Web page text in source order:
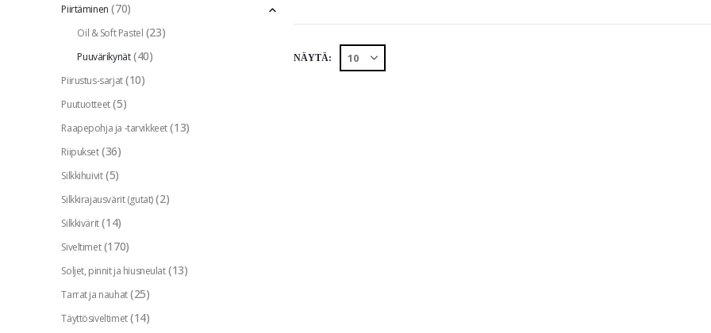
NÄYTÄ:
Piirtäminen (70)
Oil & Soft Pastel (23)
Puuvärikynät (40)
Piirustus-sarjat (10)
Puutuotteet (5)
Raapepohja ja -tarvikkeet (13)
Riipukset (36)
Silkkihuivit (5)
Silkkirajausvärit (gutat) (2)
Silkkivärit (14)
Siveltimet (170)
Soljet, pinnit ja hiusneulat (13)
Tarrat ja nauhat (25)
Täyttösiveltimet (14)